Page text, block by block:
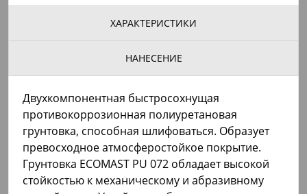
ХАРАКТЕРИСТИКИ
НАНЕСЕНИЕ
Двухкомпонентная быстросохнущая
противокоррозионная полиуретановая
грунтовка, способная шлифоваться. Образует
превосходное атмосферостойкое покрытие.
Грунтовка ECOMAST PU 072 обладает высокой
стойкостью к механическому и абразивному